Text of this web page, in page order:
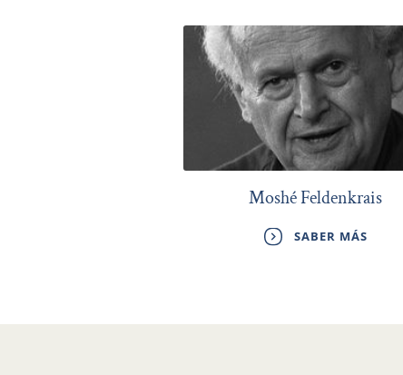
Moshé Feldenkrais
SABER MÁS